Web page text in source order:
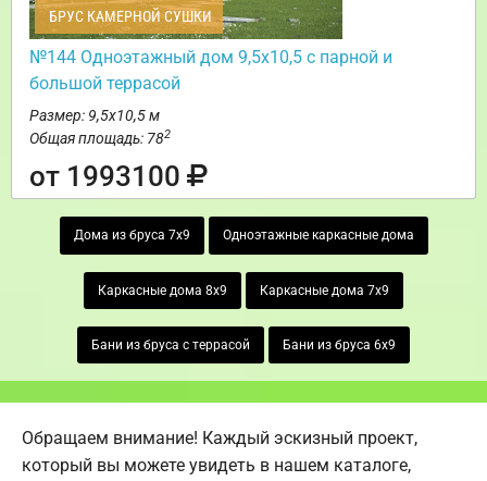
БРУС КАМЕРНОЙ СУШКИ
№144 Одноэтажный дом 9,5х10,5 с парной и
большой террасой
Размер: 9,5х10,5 м
Общая площадь: 782
от 1993100
Дома из бруса 7х9 Одноэтажные каркасные дома
Каркасные дома 8х9 Каркасные дома 7х9
Бани из бруса с террасой Бани из бруса 6х9
Обращаем внимание! Каждый эскизный проект,
который вы можете увидеть в нашем каталоге,